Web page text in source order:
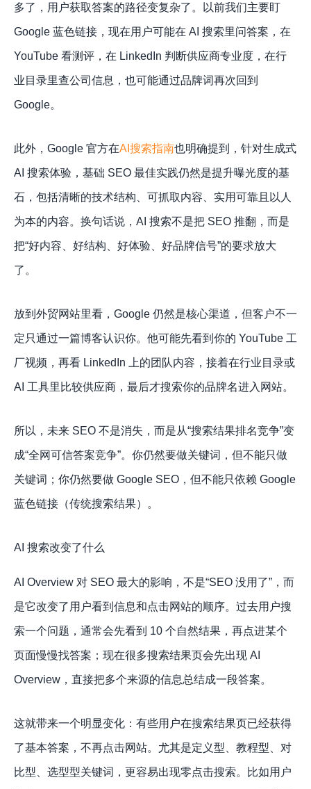
多了，用户获取答案的路径变复杂了。以前我们主要盯
Google 蓝色链接，现在用户可能在 AI 搜索里问答案，在
YouTube 看测评，在 LinkedIn 判断供应商专业度，在行
业目录里查公司信息，也可能通过品牌词再次回到
Google。
此外，Google 官方在AI搜索指南也明确提到，针对生成式
AI 搜索体验，基础 SEO 最佳实践仍然是提升曝光度的基
石，包括清晰的技术结构、可抓取内容、实用可靠且以人
为本的内容。换句话说，AI 搜索不是把 SEO 推翻，而是
把“好内容、好结构、好体验、好品牌信号”的要求放大
了。
放到外贸网站里看，Google 仍然是核心渠道，但客户不一
定只通过一篇博客认识你。他可能先看到你的 YouTube 工
厂视频，再看 LinkedIn 上的团队内容，接着在行业目录或
AI 工具里比较供应商，最后才搜索你的品牌名进入网站。
所以，未来 SEO 不是消失，而是从“搜索结果排名竞争”变
成“全网可信答案竞争”。你仍然要做关键词，但不能只做
关键词；你仍然要做 Google SEO，但不能只依赖 Google
蓝色链接（传统搜索结果）。
AI 搜索改变了什么
AI Overview 对 SEO 最大的影响，不是“SEO 没用了”，而
是它改变了用户看到信息和点击网站的顺序。过去用户搜
索一个问题，通常会先看到 10 个自然结果，再点进某个
页面慢慢找答案；现在很多搜索结果页会先出现 AI
Overview，直接把多个来源的信息总结成一段答案。
这就带来一个明显变化：有些用户在搜索结果页已经获得
了基本答案，不再点击网站。尤其是定义型、教程型、对
比型、选型型关键词，更容易出现零点击搜索。比如用户